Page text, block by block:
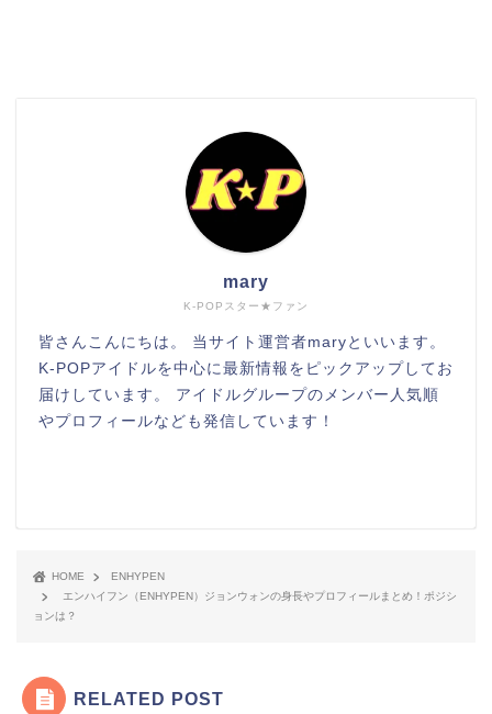
K-POPスター★ファン
mary
皆さんこんにちは。 当サイト運営者maryといいます。
K-POPアイドルを中心に最新情報をピックアップしてお
届けしています。 アイドルグループのメンバー人気順
やプロフィールなども発信しています！
HOME
ENHYPEN
エンハイフン（ENHYPEN）ジョンウォンの身長やプロフィールまとめ！ポジシ
ョンは？
RELATED POST